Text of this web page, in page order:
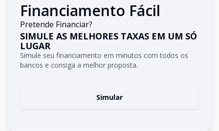
Financiamento Fácil
Pretende Financiar?
SIMULE AS MELHORES TAXAS EM UM SÓ
LUGAR
Simule seu financiamento em minutos com todos os
bancos e consiga a melhor proposta.
Simular